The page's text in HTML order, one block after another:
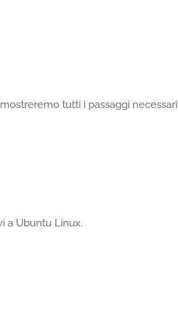
tutti i passaggi necessari
a Ubuntu Linux.